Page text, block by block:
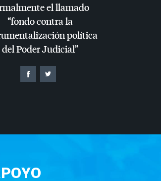
el llamado
“fondo contra la
política
del Poder Judicial”